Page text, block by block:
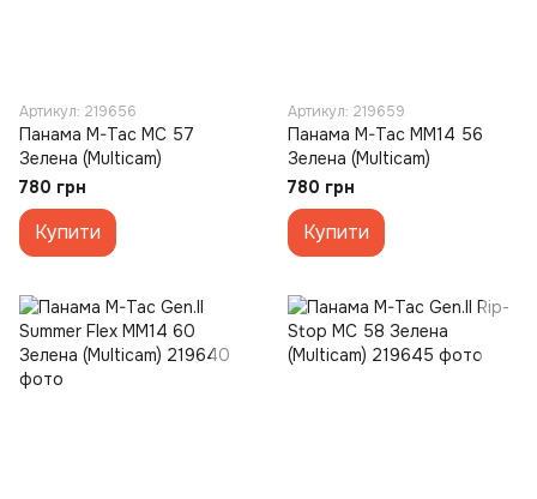
Артикул: 219656
Панама M-Tac MC 57
Зелена (Multicam)
780 грн
Купити
Артикул: 219659
Панама M-Tac MM14 56
Зелена (Multicam)
780 грн
Купити